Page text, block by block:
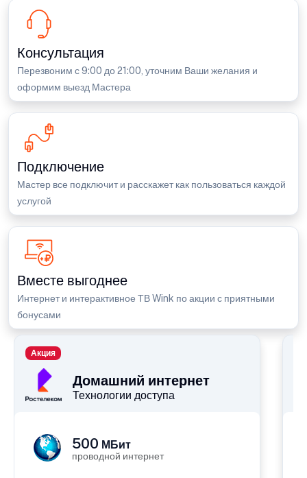
Консультация
Перезвоним с 9:00 до 21:00, уточним Ваши желания и
оформим выезд Мастера
Подключение
Мастер все подключит и расскажет как пользоваться каждой
услугой
Вместе выгоднее
Интернет и интерактивное ТВ Wink по акции с приятными
бонусами
Домашний интернет
Технологии доступа
Акция
500 МБит
проводной интернет